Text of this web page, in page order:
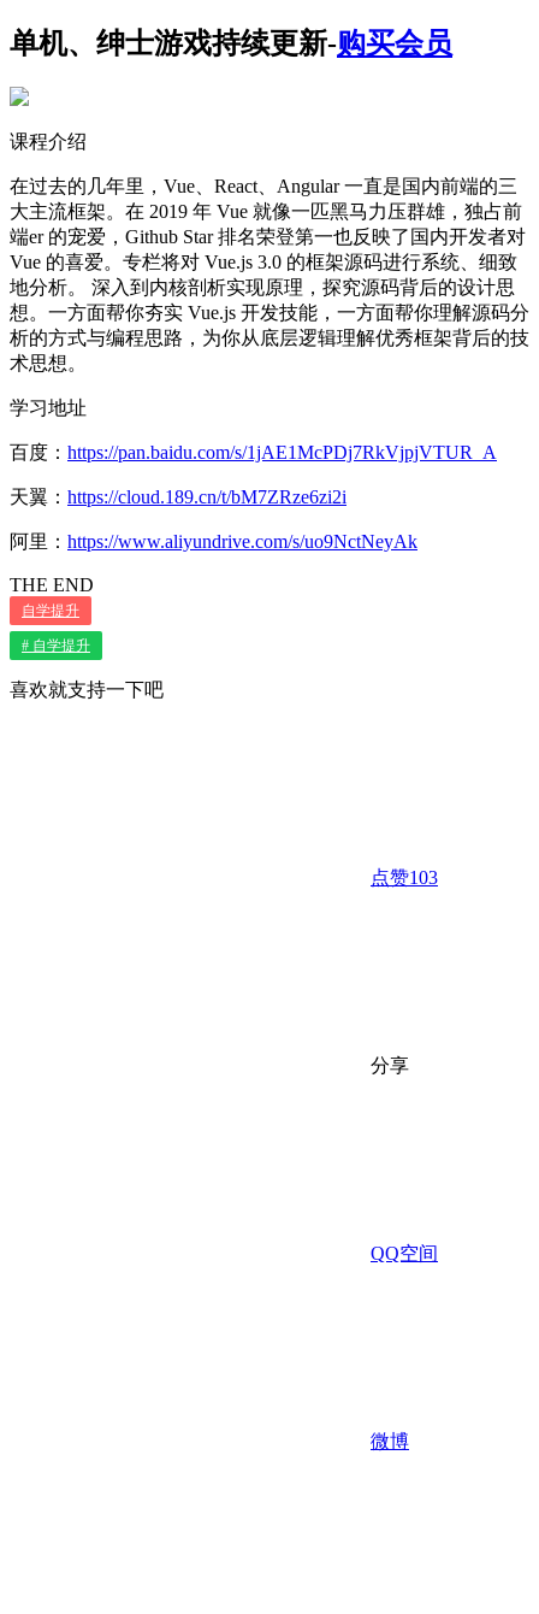
单机、绅士游戏持续更新-购买会员
课程介绍
在过去的几年里，Vue、React、Angular 一直是国内前端的三
大主流框架。在 2019 年 Vue 就像一匹黑马力压群雄，独占前
端er 的宠爱，Github Star 排名荣登第一也反映了国内开发者对
Vue 的喜爱。专栏将对 Vue.js 3.0 的框架源码进行系统、细致
地分析。 深入到内核剖析实现原理，探究源码背后的设计思
想。一方面帮你夯实 Vue.js 开发技能，一方面帮你理解源码分
析的方式与编程思路，为你从底层逻辑理解优秀框架背后的技
术思想。
学习地址
百度： https://pan.baidu.com/s/1jAE1McPDj7RkVjpjVTUR_A
天翼： https://cloud.189.cn/t/bM7ZRze6zi2i
阿里： https://www.aliyundrive.com/s/uo9NctNeyAk
THE END
自学提升
# 自学提升
喜欢就支持一下吧
点赞103
分享
QQ空间
微博